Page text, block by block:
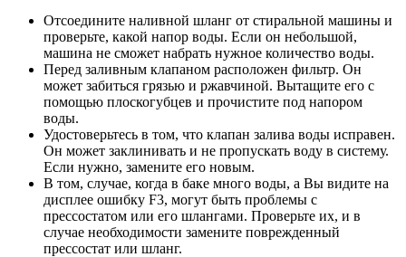
Отсоедините наливной шланг от стиральной машины и
проверьте, какой напор воды. Если он небольшой,
машина не сможет набрать нужное количество воды.
Перед заливным клапаном расположен фильтр. Он
может забиться грязью и ржавчиной. Вытащите его с
помощью плоскогубцев и прочистите под напором
воды.
Удостоверьтесь в том, что клапан залива воды исправен.
Он может заклинивать и не пропускать воду в систему.
Если нужно, замените его новым.
В том, случае, когда в баке много воды, а Вы видите на
дисплее ошибку F3, могут быть проблемы с
прессостатом или его шлангами. Проверьте их, и в
случае необходимости замените поврежденный
прессостат или шланг.